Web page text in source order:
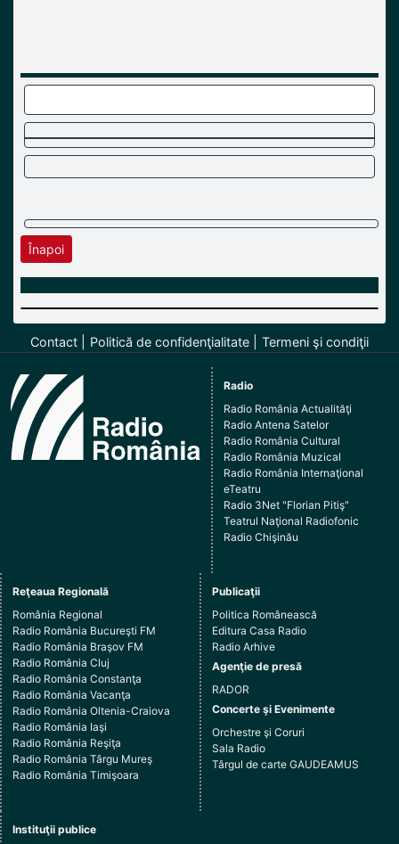
Înapoi
Contact Politică de confidenţialitate Termeni şi condiţii
Radio
Radio România Actualităţi
Radio Antena Satelor
Radio România Cultural
Radio România Muzical
Radio România Internaţional
eTeatru
Radio 3Net "Florian Pitiş"
Teatrul Naţional Radiofonic
Radio Chişinău
Reţeaua Regională
România Regional
Radio România Bucureşti FM
Radio România Braşov FM
Radio România Cluj
Radio România Constanţa
Radio România Vacanţa
Radio România Oltenia-Craiova
Radio România Iaşi
Radio România Reşiţa
Radio România Târgu Mureş
Radio România Timişoara
Publicaţii
Politica Românească
Editura Casa Radio
Radio Arhive
Agenţie de presă
RADOR
Concerte şi Evenimente
Orchestre şi Coruri
Sala Radio
Târgul de carte GAUDEAMUS
Instituţii publice